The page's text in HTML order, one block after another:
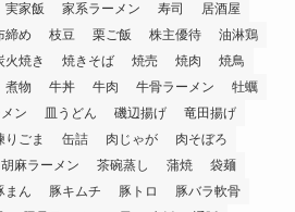
実家飯 家系ラーメン 寿司
居酒屋
締め 枝豆 栗ご飯 株主優待
油淋鶏
火焼き 焼きそば 焼売 焼肉
焼鳥
煮物 牛丼 牛肉 牛骨ラーメン
牡蠣
ン 皿うどん 磯辺揚げ
竜田揚げ
りごま 缶詰 肉じゃが
肉そぼろ
胡麻ラーメン 茶碗蒸し 蒲焼
袋麺
まん 豚キムチ 豚トロ
豚バラ軟骨